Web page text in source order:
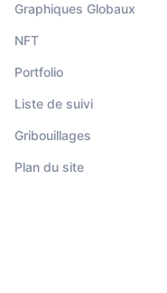
Graphiques Globaux
NFT
Portfolio
Liste de suivi
Gribouillages
Plan du site